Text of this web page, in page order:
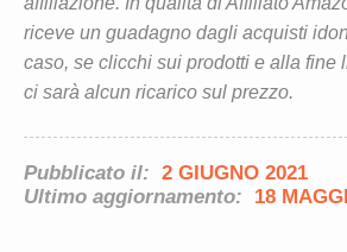
riceve un guadagno dagli acquisti
caso, se clicchi sui prodotti e alla fine
ci sarà alcun ricarico sul prezzo.
Pubblicato il: 2 GIUGNO 2021
Ultimo aggiornamento:
18